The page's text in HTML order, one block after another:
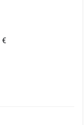
€